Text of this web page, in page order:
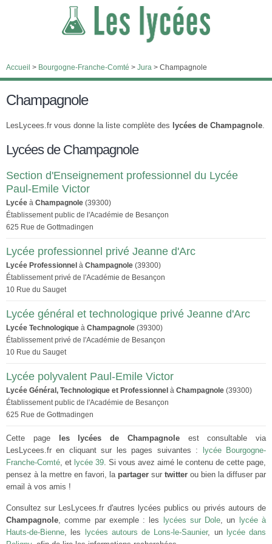
Accueil > Bourgogne-Franche-Comté > Jura > Champagnole
Champagnole
LesLycees.fr vous donne la liste complète des lycées de Champagnole.
Lycées de Champagnole
Section d'Enseignement professionnel du Lycée
Paul-Emile Victor
Lycée à Champagnole (39300)
Établissement public de l'Académie de Besançon
625 Rue de Gottmadingen
Lycée professionnel privé Jeanne d'Arc
Lycée Professionnel à Champagnole (39300)
Établissement privé de l'Académie de Besançon
10 Rue du Sauget
Lycée général et technologique privé Jeanne d'Arc
Lycée Technologique à Champagnole (39300)
Établissement privé de l'Académie de Besançon
10 Rue du Sauget
Lycée polyvalent Paul-Emile Victor
Lycée Général, Technologique et Professionnel à Champagnole (39300)
Établissement public de l'Académie de Besançon
625 Rue de Gottmadingen
Cette page les lycées de Champagnoleest consultable via
LesLycees.fr en cliquant sur les pages suivantes :
lycée Bourgogne-
Franche-Comté, et lycée 39. Si vous avez aimé le contenu de cette page,
pensez à la mettre en favori, la partager sur twitter ou bien la diffuser par
email à vos amis !
Consultez sur LesLycees.fr d'autres lycées publics ou privés autours de
Champagnole, comme par exemple : les lycées sur Dole, un
lycée à
Hauts-de-Bienne, les lycées autours de Lons-le-Saunier, un lycée dans